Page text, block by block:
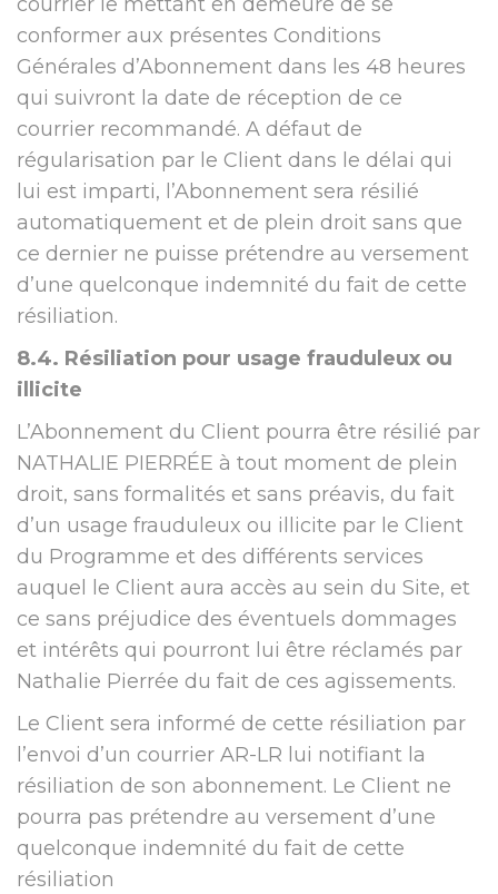
conformer aux présentes Conditions
Générales d’Abonnement dans les 48 heures
qui suivront la date de réception de ce
courrier recommandé. A défaut de
régularisation par le Client dans le délai qui
lui est imparti, l’Abonnement sera résilié
automatiquement et de plein droit sans que
ce dernier ne puisse prétendre au versement
d’une quelconque indemnité du fait de cette
résiliation.
8.4. Résiliation pour usage frauduleux ou
illicite
L’Abonnement du Client pourra être résilié par
NATHALIE PIERRÉE à tout moment de plein
droit, sans formalités et sans préavis, du fait
d’un usage frauduleux ou illicite par le Client
du Programme et des différents services
auquel le Client aura accès au sein du Site, et
ce sans préjudice des éventuels dommages
et intérêts qui pourront lui être réclamés par
Nathalie Pierrée du fait de ces agissements.
Le Client sera informé de cette résiliation par
l’envoi d’un courrier AR-LR lui notifiant la
résiliation de son abonnement. Le Client ne
pourra pas prétendre au versement d’une
quelconque indemnité du fait de cette
résiliation